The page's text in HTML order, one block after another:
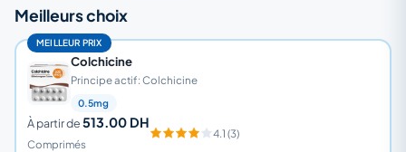
Meilleurs choix
MEILLEUR PRIX
Colchicine
Principe actif: Colchicine
0.5mg
À partir de513.00 DH
Comprimés
4.1 (3)